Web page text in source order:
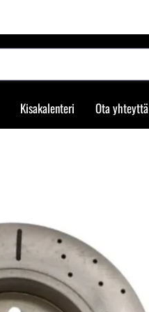
Kisakalenteri Ota yhteyttä